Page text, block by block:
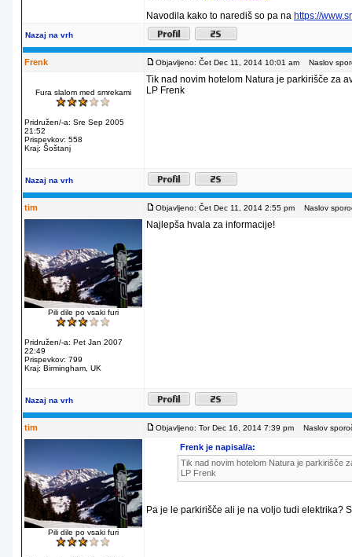
Navodila kako to narediš so pa na https://
Nazaj na vrh
Frenk Objavljeno: Čet Dec 11, 2014 10:01 am Naslov
Fura slalom med smrekami
Pridružen/-a: Sre Sep 2005
21:52
Prispevkov: 558
Kraj: Šoštanj
Tik nad novim hotelom Natura je parkirišče za
LP Frenk
Nazaj na vrh
tim Objavljeno: Čet Dec 11, 2014 2:55 pm Naslov
Pili dile po vsaki furi
Pridružen/-a: Pet Jan 2007
22:49
Prispevkov: 799
Kraj: Birmingham, UK
Najlepša hvala za informacije!
Nazaj na vrh
tim Objavljeno: Tor Dec 16, 2014 7:39 pm Naslov
Pili dile po vsaki furi
Frenk je napisal/a:
Tik nad novim hotelom Natura je parkirišče
LP Frenk
Pa je le parkirišče ali je na voljo tudi elektrika?